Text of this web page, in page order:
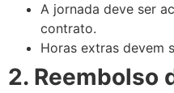
A jornada deve ser
contrato.
Horas extras devem
2. Reembolso